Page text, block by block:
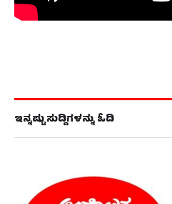
ಇನ್ನಷ್ಟು ಸುದ್ದಿಗಳನ್ನು ಓದಿ